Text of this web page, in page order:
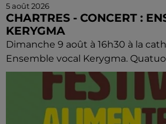
5 août 2026
CHARTRES - CONCERT :
KERYGMA
Dimanche 9 août à 16h30 à la
Ensemble vocal Kerygma.